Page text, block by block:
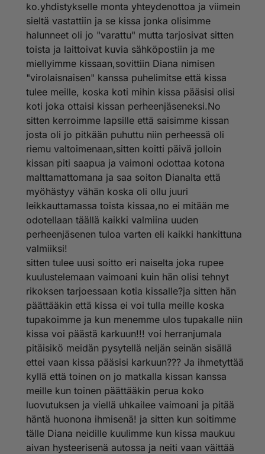
pakkomielteisen kyselyn/syyllistämisen, sairaiden ja
arkojen kissojen välittämisen ja kyttäämisen takia.
Minulle ei aikoinan suostunut pentua myymään koska
olen niin "vaarallisessa iässä ja teen kuitenkin lapsia"
(WTF? olen 27 eikä lisääntyminen ole suunnitelmissa
vielä pitkään aikaan tai koskaan..) Kaikkea muutakin
kuraa sain puhelimessa kuulla.
Kaverin tapauksessa pentua ei edes päässyt
katsomaan, se tuotiin kotia. Pennulla oli Giardia, sekä
korvapunkki, lisaksi kaverini epäili kissaa kuukautta
paria vanhemmaksi kun alunperin oli sanottu. Pentu oli
niin arka ja sairas että ystäväni otti eläinlääkärin lisäksi
yhteyden paikkaan josta kissa tuotiin. Nainen syytti
uutta omistajaa taudeista ja koska kissa oli jostain
ihme syystä koeajalla niin nainen tuli hakemaan kissan
pois tätä ennen nainen soitteli usein, huusi ja haukkui
puhelimessa.
Nainen ilmoittelee pennuista mm. keltaisessa pörssissä
jossa kissan hinta n aina 100 ja paikkana yleensä
Espoo tai helsinki TAI Kauniainen.
Jostain syystä pentua ( Josta aikoinaan olin
kiinnostunut) myydään edelleen samoilla kuvilla ja
PENTUNA vaikka tästä onkin hieman yli vuosi.
Ilmeisesti tämän majatalon kissat eivät vanhene
laisinkaan :(
ko.yhdistykselle monta yhteydenottoa ja viimein
sieltä vastattiin ja se kissa jonka olisimme
halunneet oli jo "varattu" mutta tarjosivat sitten
toista ja laittoivat kuvia sähköpostiin ja me
miellyimme kissaan,sovittiin Diana nimisen
"virolaisnaisen" kanssa puhelimitse että kissa
tulee meille, koska koti mihin kissa pääsisi olisi
koti joka ottaisi kissan perheenjäseneksi.No
sitten kerroimme lapsille että saisimme kissan
josta oli jo pitkään puhuttu niin perheessä oli
riemu valtoimenaan,sitten koitti päivä jolloin
kissan piti saapua ja vaimoni odottaa kotona
malttamattomana ja saa soiton Dianalta että
myöhästyy vähän koska oli ollu juuri
leikkauttamassa toista kissaa,no ei mitään me
odotellaan täällä kaikki valmiina uuden
perheenjäsenen tuloa varten eli kaikki hankittuna
valmiiksi!
sitten tulee uusi soitto eri naiselta joka rupee
kuulustelemaan vaimoani kuin hän olisi tehnyt
rikoksen tarjoessaan kotia kissalle?ja sitten hän
päättääkin että kissa ei voi tulla meille koska
tupakoimme ja kun menemme ulos tupakalle niin
kissa voi päästä karkuun!!! voi herranjumala
pitäisikö meidän pysytellä neljän seinän sisällä
ettei vaan kissa pääsisi karkuun??? Ja ihmetyttää
kyllä että toinen on jo matkalla kissan kanssa
meille kun toinen päättääkin perua koko
luovutuksen ja viellä uhkailee vaimoani ja pitää
häntä huonona ihmisenä! ja sitten kun soitimme
tälle Diana neidille kuulimme kun kissa maukuu
aivan hysteerisenä autossa ja neiti vaan väittää